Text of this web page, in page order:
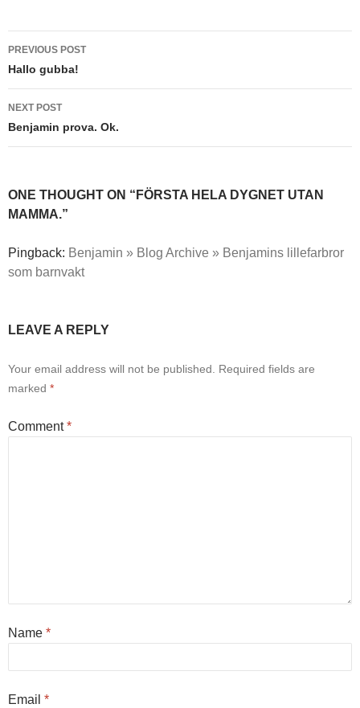
Post
navigation
PREVIOUS POST
Hallo gubba!
NEXT POST
Benjamin prova. Ok.
ONE THOUGHT ON “FÖRSTA HELA DYGNET UTAN
MAMMA.”
Pingback: Benjamin » Blog Archive » Benjamins lillefarbror
som barnvakt
LEAVE A REPLY
Your email address will not be published.
Required fields are
marked *
Comment*
Name *
Email *